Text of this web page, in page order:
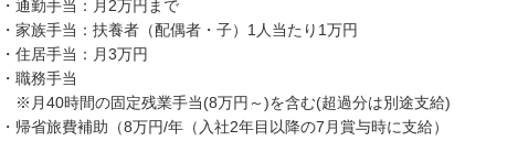
・通勤手当：月2万円まで
・家族手当：扶養者（配偶者・子）1人当たり1万円
・住居手当：月3万円
・職務手当
※月40時間の固定残業手当(8万円～)を含む(超過分は別途支給)
・帰省旅費補助（8万円/年（入社2年目以降の7月賞与時に支給）